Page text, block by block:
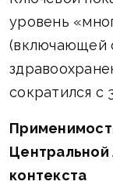
уровень
(включающей
сократился с
контекста